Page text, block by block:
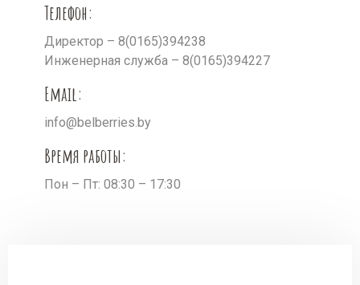
Телефон:
Директор – 8(0165)394238
Инженерная служба – 8(0165)394227
Email:
info@belberries.by
Время работы:
Пон – Пт: 08:30 – 17:30